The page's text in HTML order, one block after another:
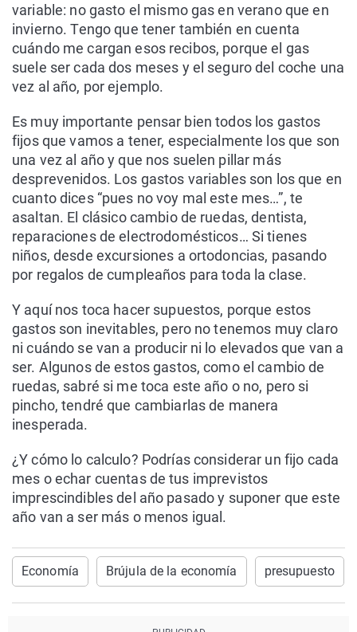
variable: no gasto el mismo gas en verano que en
invierno. Tengo que tener también en cuenta
cuándo me cargan esos recibos, porque el gas
suele ser cada dos meses y el seguro del coche una
vez al año, por ejemplo.
Es muy importante pensar bien todos los gastos
fijos que vamos a tener, especialmente los que son
una vez al año y que nos suelen pillar más
desprevenidos. Los gastos variables son los que en
cuanto dices “pues no voy mal este mes…”, te
asaltan. El clásico cambio de ruedas, dentista,
reparaciones de electrodomésticos… Si tienes
niños, desde excursiones a ortodoncias, pasando
por regalos de cumpleaños para toda la clase.
Y aquí nos toca hacer supuestos, porque estos
gastos son inevitables, pero no tenemos muy claro
ni cuándo se van a producir ni lo elevados que van a
ser. Algunos de estos gastos, como el cambio de
ruedas, sabré si me toca este año o no, pero si
pincho, tendré que cambiarlas de manera
inesperada.
¿Y cómo lo calculo? Podrías considerar un fijo cada
mes o echar cuentas de tus imprevistos
imprescindibles del año pasado y suponer que este
año van a ser más o menos igual.
Economía Brújula de la economía presupuesto